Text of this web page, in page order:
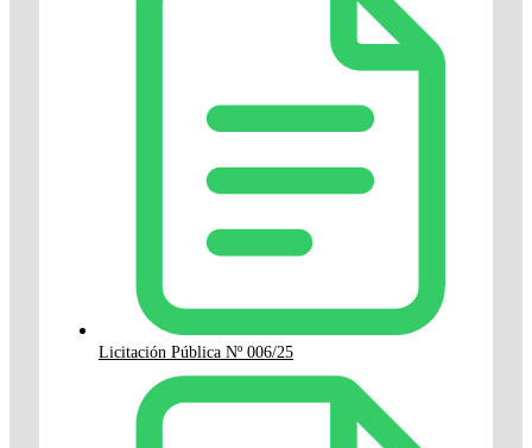
Licitación Pública Nº 006/25